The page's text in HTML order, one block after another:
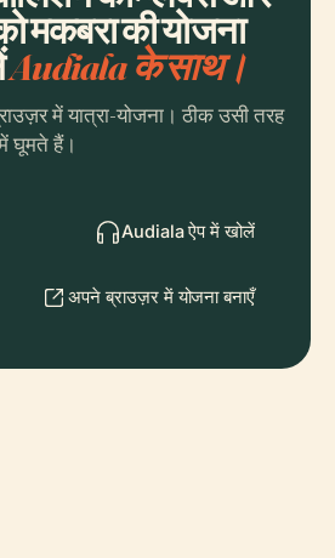
मकबरा की योजना
Audiala के साथ।
में यात्रा-योजना। ठीक उसी तरह
घूमते हैं।
Audiala ऐप में खोलें
अपने ब्राउज़र में योजना बनाएँ